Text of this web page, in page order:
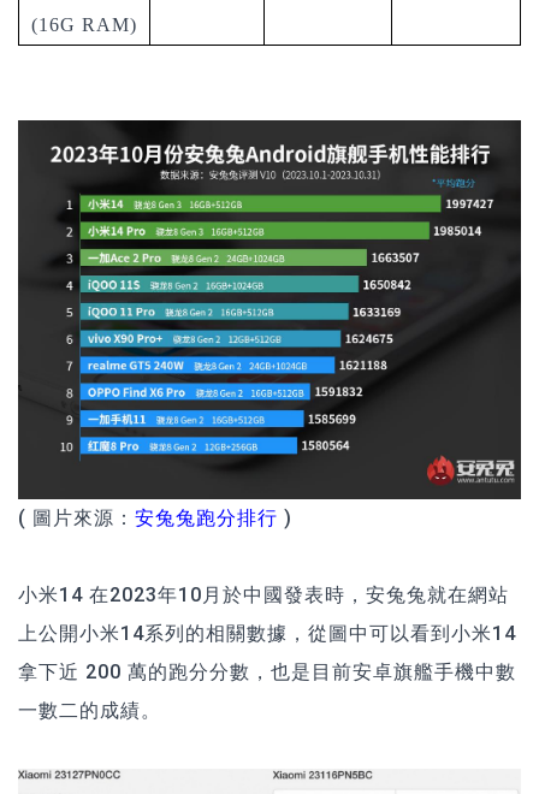
(16G RAM)
( 圖片來源： 安兔兔跑分排行 )
小米14 在2023年10月於中國發表時，安兔兔就在網站
上公開小米14系列的相關數據，從圖中可以看到小米14
拿下近 200 萬的跑分分數，也是目前安卓旗艦手機中數
一數二的成績。